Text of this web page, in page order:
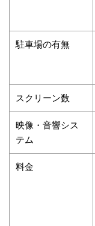
駐車場の有無
スクリーン数
映像・音響シス
テム
料金